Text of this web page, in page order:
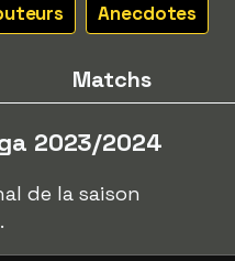
Anecdotes
Matchs
2023/2024
de la saison